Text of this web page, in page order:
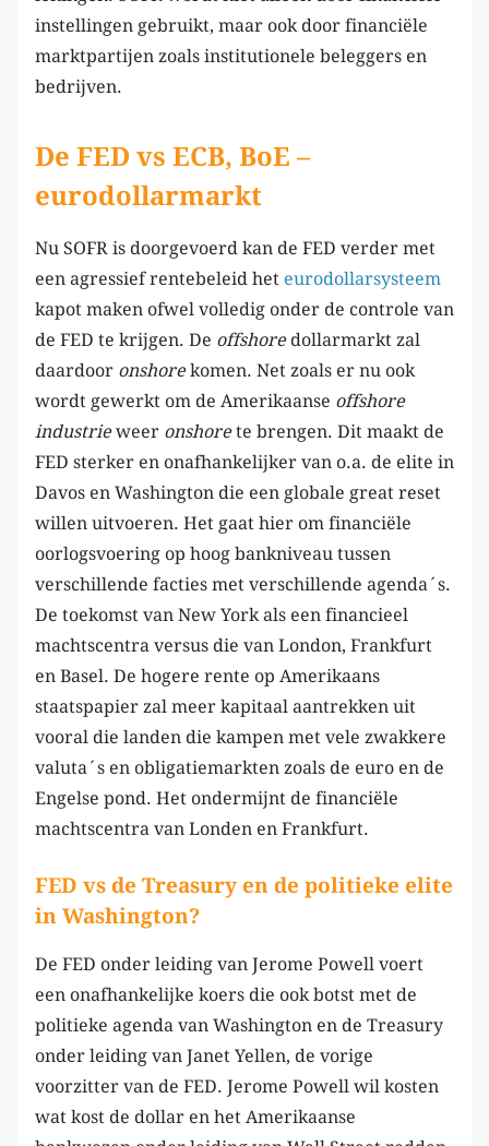
instellingen gebruikt, maar ook door financiële
marktpartijen zoals institutionele beleggers en
bedrijven.
De FED vs ECB, BoE –
eurodollarmarkt
Nu SOFR is doorgevoerd kan de FED verder met
een agressief rentebeleid het eurodollarsysteem
kapot maken ofwel volledig onder de controle van
de FED te krijgen. De offshoredollarmarkt zal
daardoor onshorekomen. Net zoals er nu ook
wordt gewerkt om de Amerikaanse offshore
industrieweer onshorete brengen. Dit maakt de
FED sterker en onafhankelijker van o.a. de elite in
Davos en Washington die een globale great reset
willen uitvoeren. Het gaat hier om financiële
oorlogsvoering op hoog bankniveau tussen
verschillende facties met verschillende agenda´s.
De toekomst van New York als een financieel
machtscentra versus die van London, Frankfurt
en Basel. De hogere rente op Amerikaans
staatspapier zal meer kapitaal aantrekken uit
vooral die landen die kampen met vele zwakkere
valuta´s en obligatiemarkten zoals de euro en de
Engelse pond. Het ondermijnt de financiële
machtscentra van Londen en Frankfurt.
FED vs de Treasury en de politieke elite
in Washington?
De FED onder leiding van Jerome Powell voert
een onafhankelijke koers die ook botst met de
politieke agenda van Washington en de Treasury
onder leiding van Janet Yellen, de vorige
voorzitter van de FED. Jerome Powell wil kosten
wat kost de dollar en het Amerikaanse